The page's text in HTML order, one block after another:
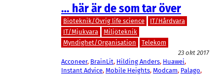
… här är de som tar över
Bioteknik/Övrig life science
IT/Hårdvara
IT/Mjukvara
Miljöteknik
Myndighet/Organisation
Telekom
23 okt 2017
Acconeer, BrainLit, Hilding Anders, Huawei
Instant Advice, Mobile Heights, Modcam, Palago